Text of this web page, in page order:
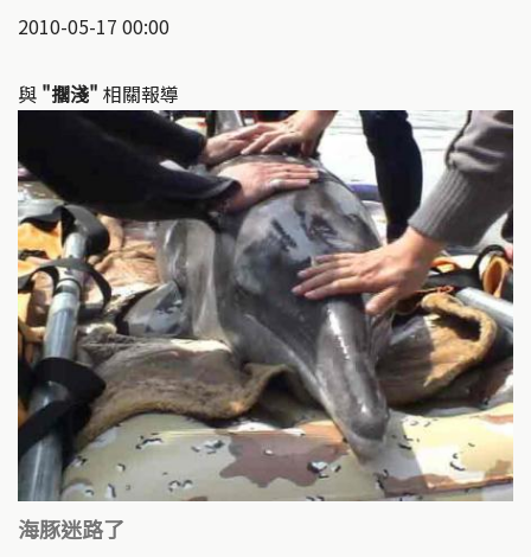
2010-05-17 00:00
與 "擱淺" 相關報導
海豚迷路了